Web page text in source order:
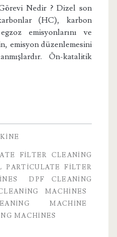
Nedir ? Dizel son
(HC), karbon
emisyonlarını ve
emisyon düzenlemesini
Ön-katalitik
FILTER CLEANING
PARTICULATE FILTER
DPF CLEANING
MACHINES
MACHINE
MACHINES